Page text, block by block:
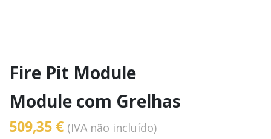
Fire Pit Module
Module com Grelhas
509,35 € (IVA não incluído)